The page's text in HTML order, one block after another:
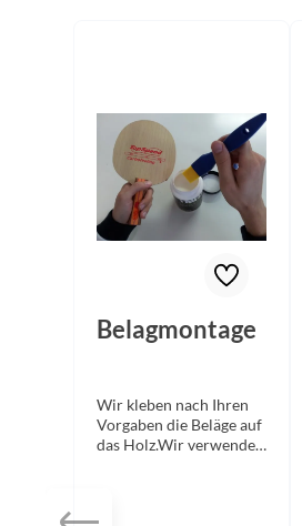
Belagmontage
Wir kleben nach Ihren
Vorgaben die Beläge auf
das Holz.Wir verwenden